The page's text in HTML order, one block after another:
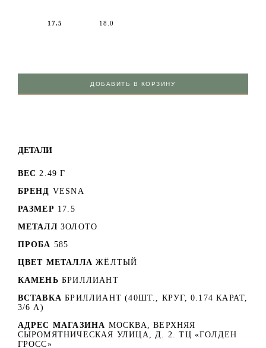
17.5 18.0
ДОБАВИТЬ В КОРЗИНУ
ДЕТАЛИ
ВЕС 2.49 Г
БРЕНД VESNA
РАЗМЕР 17.5
МЕТАЛЛ ЗОЛОТО
ПРОБА 585
ЦВЕТ МЕТАЛЛА ЖЁЛТЫЙ
КАМЕНЬ БРИЛЛИАНТ
ВСТАВКА БРИЛЛИАНТ (40ШТ., КРУГ, 0.174 КАРАТ,
3/6 А)
АДРЕС МАГАЗИНА МОСКВА, ВЕРХНЯЯ
СЫРОМЯТНИЧЕСКАЯ УЛИЦА, Д. 2. ТЦ «ГОЛДЕН
ГРОСС»